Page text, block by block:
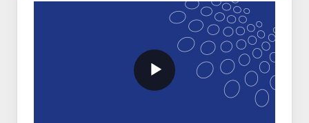
VideoWithLightboxBlock